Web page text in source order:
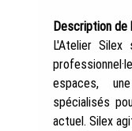
Description de
L'Atelier
espaces,
spécialisés
actuel. Silex